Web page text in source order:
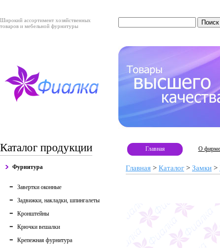
Широкий ассортимент хозяйственных
товаров и мебельной фурнитуры
Каталог продукции
Фурнитура
Завертки оконные
Задвижки, накладки, шпингалеты
Кронштейны
Крючки вешалки
Крепежная фурнитура
Главная О фирме
Главная > Каталог > Замки >